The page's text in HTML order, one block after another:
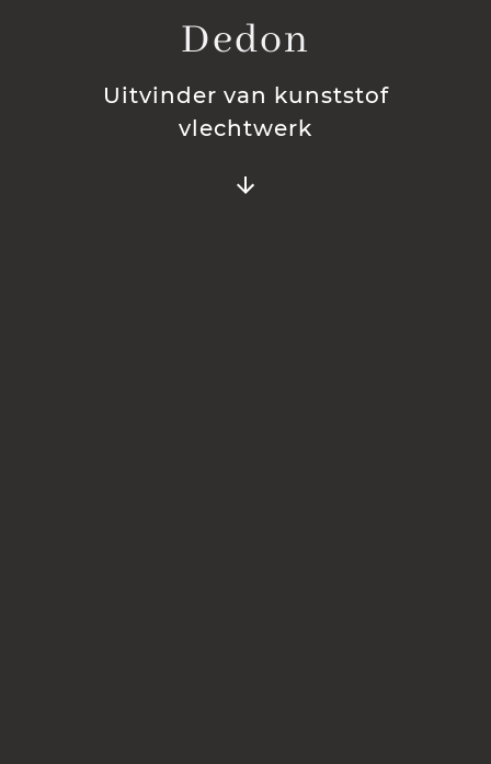
Dedon
Uitvinder van kunststof
vlechtwerk